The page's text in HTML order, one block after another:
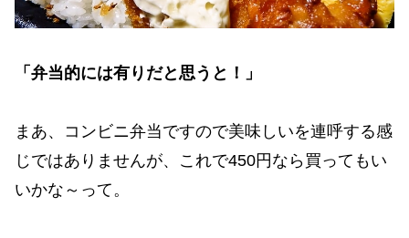
「弁当的には有りだと思うと！」
まあ、コンビニ弁当ですので美味しいを連呼する感
じではありませんが、これで450円なら買ってもい
いかな～って。